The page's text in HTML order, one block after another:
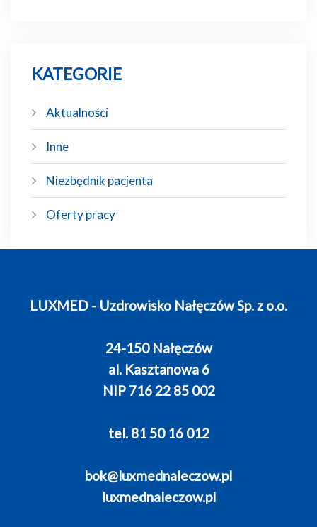
KATEGORIE
Aktualności
Inne
Niezbędnik pacjenta
Oferty pracy
LUXMED - Uzdrowisko Nałęczów Sp. z o.o.
24-150 Nałęczów
al. Kasztanowa 6
NIP 716 22 85 002
tel. 81 50 16 012
bok@luxmednaleczow.pl
luxmednaleczow.pl